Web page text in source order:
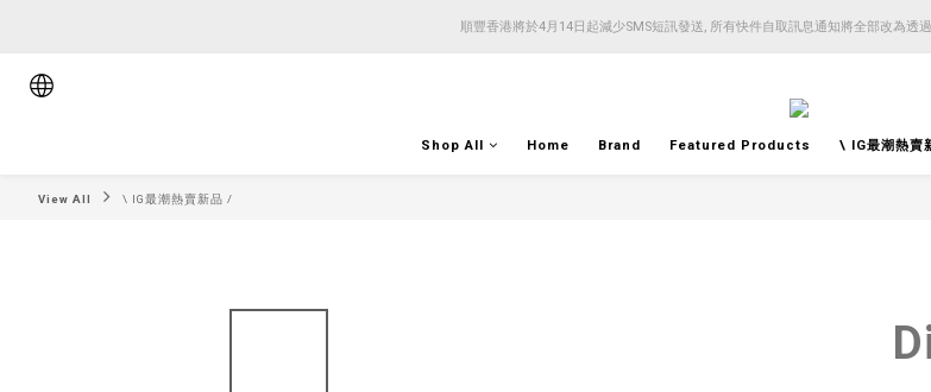
順豐香港將於4月14日起減少SMS短訊發送, 所有快件自取訊息通知將全部改為透
順豐香港將於4月14日起減少SMS短訊發送, 所有快件自取訊息通知將全部改為透
Shop All
Home Brand Featured Products \ IG最潮熱賣
View All \ IG最潮熱賣新品 /